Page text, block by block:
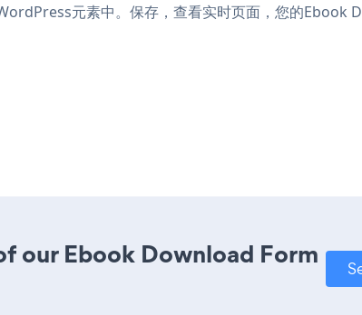
元素中。保存，查看实时页面，您的Ebook
our Ebook Download Form